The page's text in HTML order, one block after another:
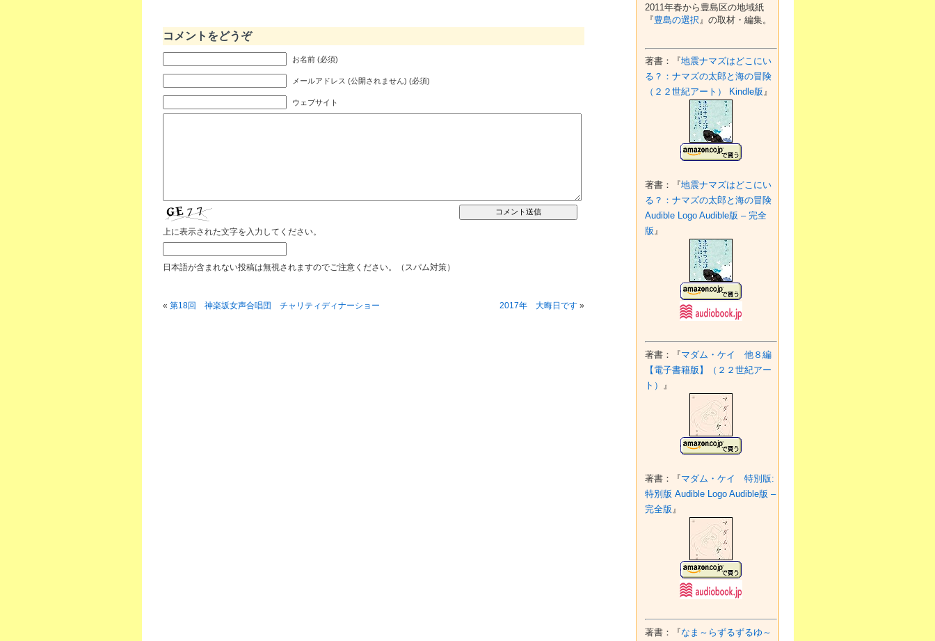
コメントをどうぞ
お名前 (必須)
メールアドレス (公開されません) (必須)
ウェブサイト
上に表示された文字を入力してください。
日本語が含まれない投稿は無視されますのでご注意ください。（スパム対策）
« 第18回 神楽坂女声合唱団 チャリティディナーショー 2017年 大晦日です»
2011年春から豊島区の地域紙
『豊島の選択』の取材・編集。
著書：『地震ナマズはどこにい
る？：ナマズの太郎と海の冒険
（２２世紀アート） Kindle版』
著書：『地震ナマズはどこにい
る？：ナマズの太郎と海の冒険
Audible Logo Audible版 – 完全
版』
著書：『マダム・ケイ 他８編
【電子書籍版】（２２世紀アー
ト）
』
著書：『マダム・ケイ 特別版:
特別版 Audible Logo Audible版 –
完全版 』
著書：『なま～らずるずるゆ～